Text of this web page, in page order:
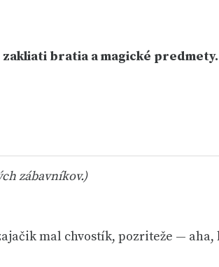
bratia a magické predmety.
zábavníkov.)
mal chvostík, pozriteže — aha,